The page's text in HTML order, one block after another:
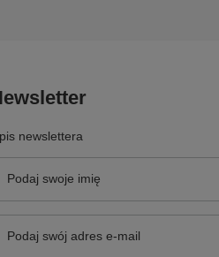
newslettera
Podaj swoje imię
Podaj swój adres e-mail